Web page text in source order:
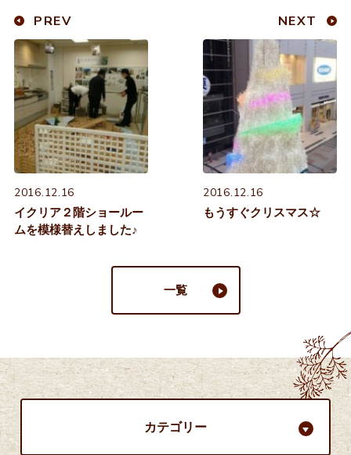
PREV
2016.12.16
イクリア２階ショールー
ムを模様替えしました♪
NEXT
2016.12.16
もうすぐクリスマス☆
一覧
カテゴリー